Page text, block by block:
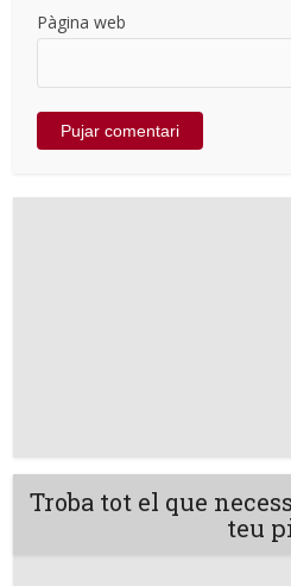
Pàgina web
Troba tot el que
teu